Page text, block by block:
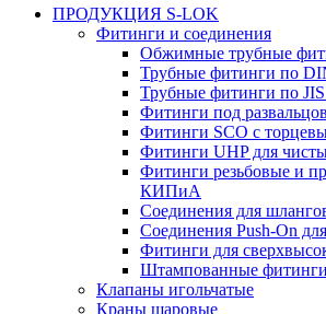
ПРОДУКЦИЯ S-LOK
Фитинги и соединения
Обжимные трубные
Трубные фитинги по
Трубные фитинги по JIS
Фитинги под
Фитинги SCO с
Фитинги UHP для
Фитинги резьбовые и
КИПиА
Соединения для
Соединения Push-On
Фитинги для
Штампованные фитинги
Клапаны игольчатые
Краны шаровые